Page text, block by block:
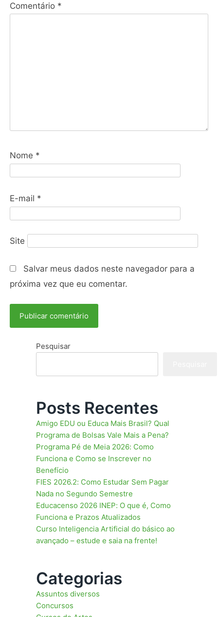
Comentário *
Nome *
E-mail *
Site
Salvar meus dados neste navegador para a
próxima vez que eu comentar.
Pesquisar
Posts Recentes
Amigo EDU ou Educa Mais Brasil? Qual
Programa de Bolsas Vale Mais a Pena?
Programa Pé de Meia 2026: Como
Funciona e Como se Inscrever no
Benefício
FIES 2026.2: Como Estudar Sem Pagar
Nada no Segundo Semestre
Educacenso 2026 INEP: O que é, Como
Funciona e Prazos Atualizados
Curso Inteligencia Artificial do básico ao
avançado – estude e saia na frente!
Categorias
Assuntos diversos
Concursos